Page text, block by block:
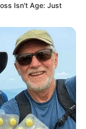
PAS UTILE ?
Isn't Age: Just